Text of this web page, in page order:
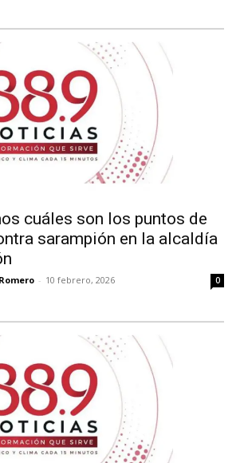
cuáles son los puntos de
sarampión en la alcaldía
- 10 febrero, 2026 0